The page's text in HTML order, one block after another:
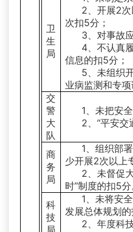
卫
生
局
2、开展2
次扣5分；
3、对事故
4、不认真
信息的扣5分；
5、未组织
业病监测和专
交
警
大
队
1、未把安
2、“平安交
商
务
局
1、组织部
少开展2次以上
2、未督促
时”制度的扣5分
科
技
1、未将安
发展总体规划的
2、年度科